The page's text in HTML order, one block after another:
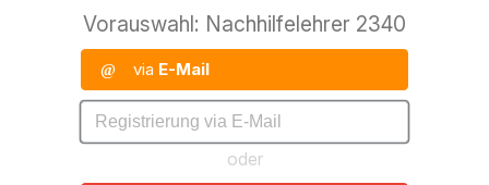
事前選考：チューター2340
@ メール経由で
または